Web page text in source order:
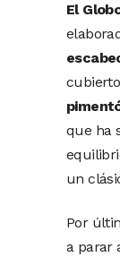
El
que ha
un
Por
a parar